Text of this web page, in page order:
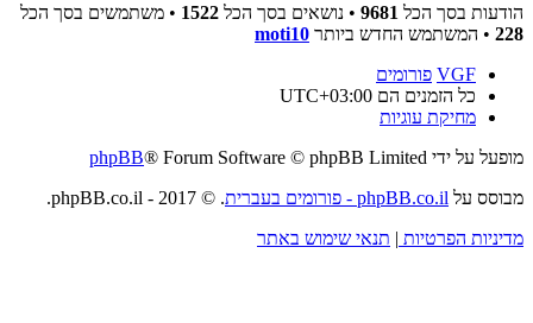
הודעות בסך הכל 9681 • נושאים בסך הכל 1522 • משתמשים בסך הכל
228 • המשתמש החדש ביותר moti10
VGF פורומים
כל הזמנים הם UTC+03:00
מחיקת עוגיות
מופעל על ידי
phpBB® Forum Software © phpBB Limited
מבוסס על phpBB.co.il - פורומים בעברית
. © 2017 - phpBB.co.il.
מדיניות הפרטיות | תנאי שימוש באתר